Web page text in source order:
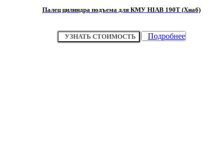
Палец цилиндра подъема для КМУ HIAB 190Т (Хиаб)
УЗНАТЬ СТОИМОСТЬ Подробнее